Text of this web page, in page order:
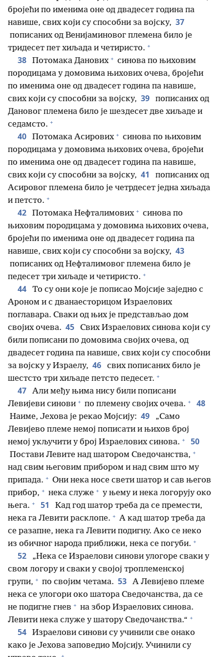
бројећи по именима оне од двадесет година па
навише, свих који су способни за војску, 37
пописаних од Венијаминовог племена било је
тридесет пет хиљада и четиристо. +
38 Потомака Данових + синова по њиховим
породицама у домовима њихових очева, бројећи
по именима оне од двадесет година па навише,
свих који су способни за војску, 39
пописаних од
Дановог племена било је шездесет две хиљаде и
седамсто. +
40 Потомака Асирових + синова по њиховим
породицама у домовима њихових очева, бројећи
по именима оне од двадесет година па навише,
свих који су способни за војску, 41
пописаних од
Асировог племена било је четрдесет једна хиљада
и петсто. +
42 Потомака Нефталимових + синова по
њиховим породицама у домовима њихових очева,
бројећи по именима оне од двадесет година па
навише, свих који су способни за војску, 43
пописаних од Нефталимовог племена било је
педесет три хиљаде и четиристо. +
44
То су они које је пописао Мојсије заједно с
Ароном и с дванаесторицом Израелових
поглавара. Сваки од њих је представљао дом
својих очева. 45
Свих Израелових синова који су
били пописани по домовима својих очева, од
двадесет година па навише, свих који су способни
за војску у Израелу, 46
свих пописаних било је
шестсто три хиљаде петсто педесет. +
47
Али међу њима нису били пописани
Левијеви синови + по племену својих очева. + 48
Наиме, Јехова је рекао Мојсију: 49
„Само
Левијево племе немој пописати и њихов број
немој укључити у број Израелових синова. + 50
Постави Левите над шатором Сведочанства, +
над свим његовим прибором и над свим што му
припада. + Они нека носе свети шатор и сав његов
прибор, + нека служе + у њему и нека логорују око
њега. + 51
Кад год шатор треба да се премести,
нека га Левити расклопе. + А кад шатор треба да
се разапне, нека га Левити подигну. Ако се неко
из обичног народа приближи, нека се погуби. +
52
„Нека се Израелови синови улогоре сваки у
свом логору и сваки у својој троплеменској
групи, + по својим четама. 53
А Левијево племе
нека се улогори око шатора Сведочанства, да се
не подигне гнев + на збор Израелових синова.
Левити нека служе у шатору Сведочанства.“ +
54
Израелови синови су учинили све онако
како је Јехова заповедио Мојсију. Учинили су
+